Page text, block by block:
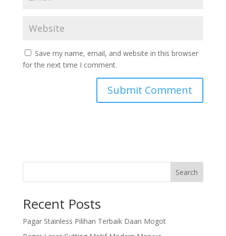
Save my name, email, and website in this browser
for the next time I comment.
Search
Recent Posts
Pagar Stainless Pilihan Terbaik Daan Mogot